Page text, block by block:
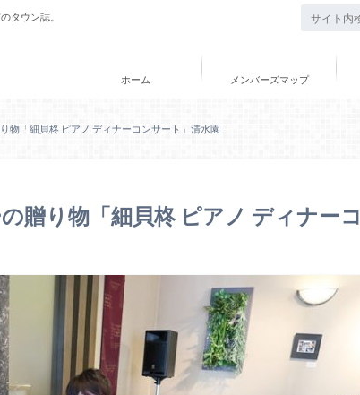
タウン誌。
ホーム メンバーズマップ
物「細貝柊 ピアノ ディナーコンサート」清水園
贈り物「細貝柊 ピアノ ディナーコ